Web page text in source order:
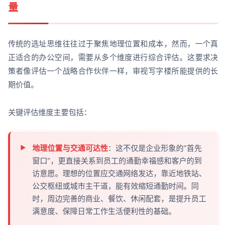
量
传统的选址思维往往过于聚焦地理位置和成本，然而，一个真
正适合的办公空间，需要从多个维度进行综合评估。这要求决
策者像评估一个战略合作伙伴一样，审视写字楼所能提供的长
期价值。
关键评估维度主要包括：
地理位置与交通可达性：这不仅是企业形象的“首先
窗口”，更直接关系到员工的通勤幸福感和客户的到
访意愿。理想的位置应交通网络发达，靠近地铁站、
公交枢纽或城市主干道，能有效缩短通勤时间。同
时，周边完善的商业、餐饮、休闲配套，是提升员工
满意度、保障日常工作生活便利性的基础。